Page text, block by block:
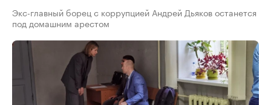
Экс-главный борец с коррупцией Андрей Дьяков останется
под домашним арестом